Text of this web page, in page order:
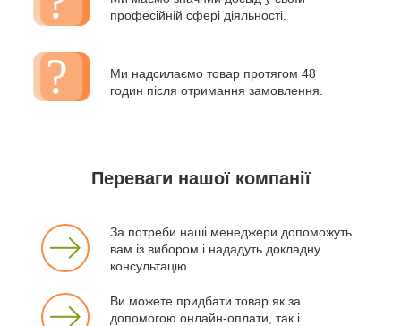
професійній сфері діяльності.
Ми надсилаємо товар протягом 48
годин після отримання замовлення.
Переваги нашої компанії
За потреби наші менеджери допоможуть
вам із вибором і нададуть докладну
консультацію.
Ви можете придбати товар як за
допомогою онлайн-оплати, так і